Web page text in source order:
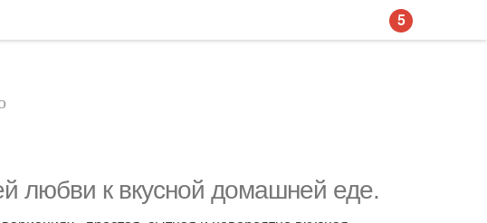
любви к вкусной домашней еде.
5